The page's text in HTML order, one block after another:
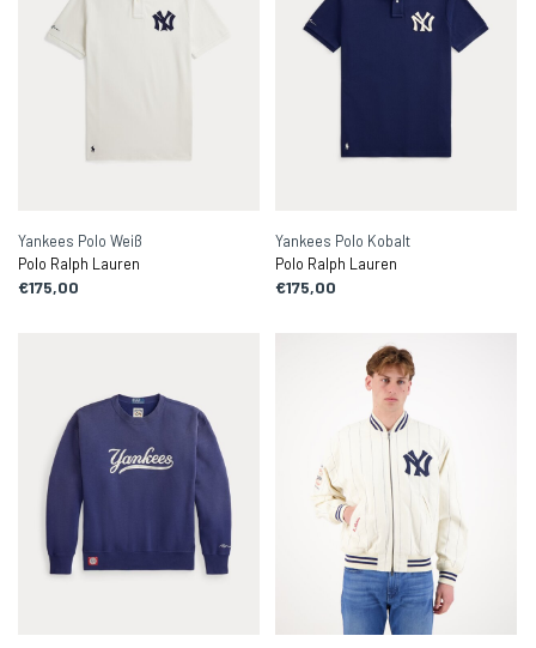
Yankees Polo Weiß
Polo Ralph Lauren
€175,00
Yankees Polo Kobalt
Polo Ralph Lauren
€175,00